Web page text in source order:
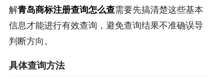
解青岛商标注册查询怎么查需要先搞清楚这些基本
信息才能进行有效查询，避免查询结果不准确误导
判断方向。
具体查询方法